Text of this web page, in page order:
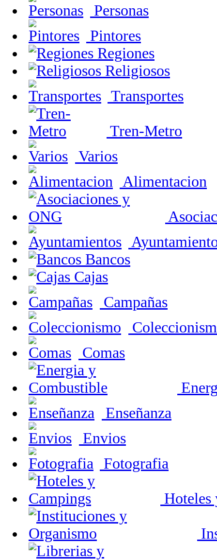
Personas
Pintores
Regiones
Religiosos
Transportes
Tren-Metro
Varios
Alimentacion
Bancos
Cajas
Campañas
Comas
Enseñanza
Envios
Fotografia
Hoteles